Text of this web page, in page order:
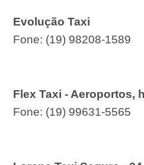
Evolução Taxi
Fone: (19) 98208-1589
Flex Taxi - Aeroportos,
Fone: (19) 99631-5565